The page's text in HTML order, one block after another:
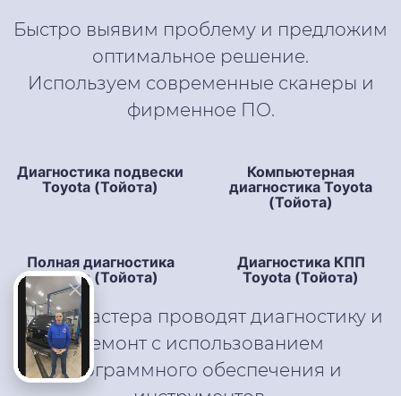
Быстро выявим проблему и предложим
оптимальное решение.
Используем современные сканеры и
фирменное ПО.
Диагностика подвески
Toyota (Тойота)
Компьютерная
диагностика Toyota
(Тойота)
Полная диагностика
Toyota (Тойота)
Диагностика КПП
Toyota (Тойота)
Наши мастера проводят диагностику и
ремонт с использованием
программного обеспечения и